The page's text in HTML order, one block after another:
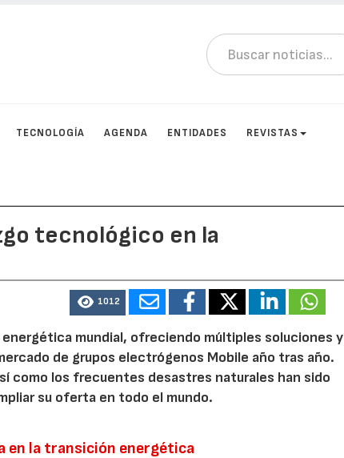
TECNOLOGÍA AGENDA ENTIDADES REVISTAS
tecnológico en la
1012
mundial, ofreciendo múltiples soluciones y
de grupos electrógenos Mobile año tras año.
como los frecuentes desastres naturales han sido
su oferta en todo el mundo.
en la transición energética